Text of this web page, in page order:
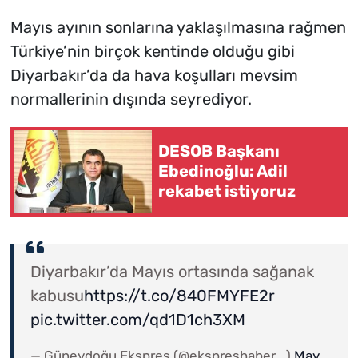
Mayıs ayının sonlarına yaklaşılmasına rağmen
Türkiye’nin birçok kentinde olduğu gibi
Diyarbakır’da da hava koşulları mevsim
normallerinin dışında seyrediyor.
DESOB Başkanı
Ebedinoğlu: Adil
rekabet istiyoruz
Diyarbakır’da Mayıs ortasında sağanak
kabusuhttps://t.co/840FMYFE2r
pic.twitter.com/qd1D1ch3XM